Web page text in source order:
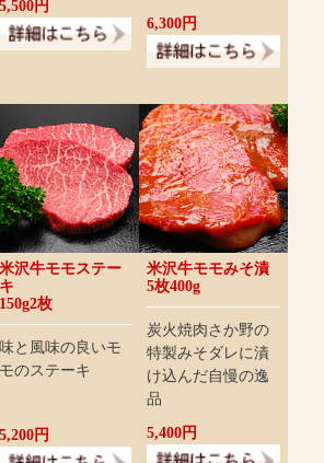
5,500円
6,300円
米沢牛モモステー
キ
150g2枚
味と風味の良いモ
モのステーキ
5,200円
米沢牛モモみそ漬
5枚400g
炭火焼肉さか野の
特製みそダレに漬
け込んだ自慢の逸
品
5,400円